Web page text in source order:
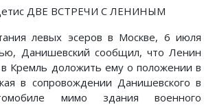
ДВЕ ВСТРЕЧИ С ЛЕНИНЫМ
левых эсеров в Москве, 6 июля
Данишевский сообщил, что Ленин
Кремль доложить ему о положении в
в сопровождении Данишевского в
мимо здания военного